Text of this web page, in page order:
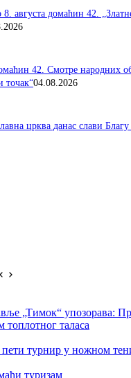
8. августа домаћин 42.
42. Смотре народних
точак“04.08.2026
црква данас слави
„Тимок“ упозорава:
топлотног таласа
пети турнир у ножном
туризам